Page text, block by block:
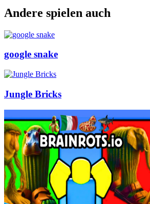
Andere spielen auch
google snake
Jungle Bricks